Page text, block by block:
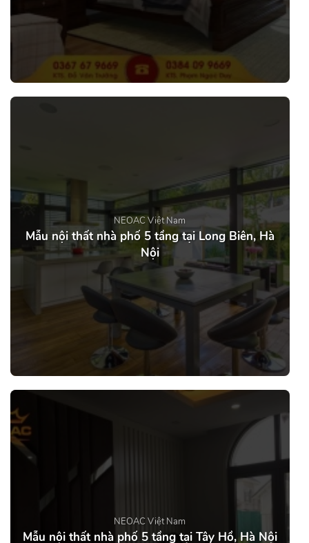
NEOAC Việt Nam
Mẫu nội thất nhà phố 5 tầng tại Long Biên, Hà
Nội
NEOAC Việt Nam
Mẫu nội thất nhà phố 5 tầng tại Tây Hồ, Hà Nội